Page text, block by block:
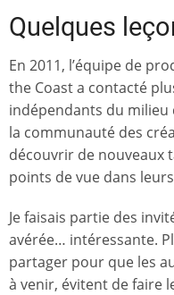
Quelques
En 2011, l’équipe de
the Coast a contacté
indépendants du milieu
la communauté des
découvrir de nouveaux
points de vue dans
Je faisais partie des
avérée… intéressante.
partager pour que les
à venir, évitent de faire